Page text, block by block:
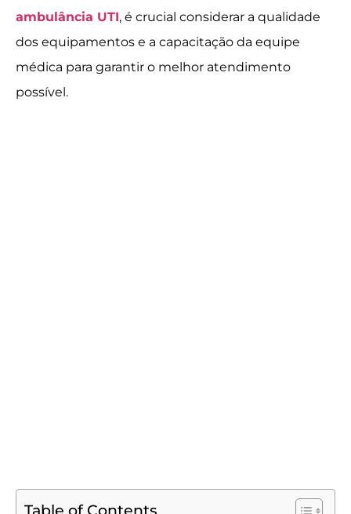
ambulância UTI, é crucial considerar a qualidade
dos equipamentos e a capacitação da equipe
médica para garantir o melhor atendimento
possível.
Table of Contents